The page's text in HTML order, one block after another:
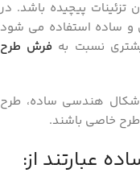
پیچیده باشد. در
و ساده استفاده می‌ شود
نسبت به فرش‌ طرح
هندسی ساده، طرح‌
خاصی باشند.
عبارتند از: